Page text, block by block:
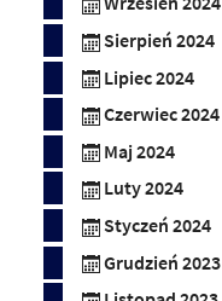
Sierpień 2024
Lipiec 2024
Czerwiec 2024
Maj 2024
Luty 2024
Styczeń 2024
Grudzień 2023